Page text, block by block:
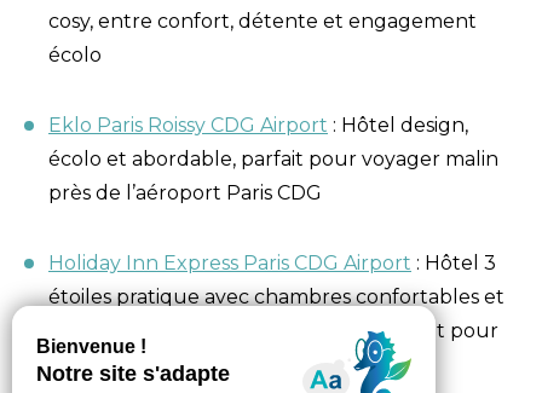
cosy, entre confort, détente et engagement
écolo
Eklo Paris Roissy CDG Airport : Hôtel design,
écolo et abordable, parfait pour voyager malin
près de l’aéroport Paris CDG
Holiday Inn Express Paris CDG Airport : Hôtel 3
étoiles pratique avec chambres confortables et
accès facile à l’aéroport Paris CDG, parfait pour
une escale ou un séjour court